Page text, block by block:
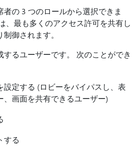
の 3 つのロールから選択できま
、最も多くのアクセス許可を共有し
御されます。
するユーザーです。 次のことができ
設定する (ロビーをバイパスし、表
、画面を共有できるユーザー)
する